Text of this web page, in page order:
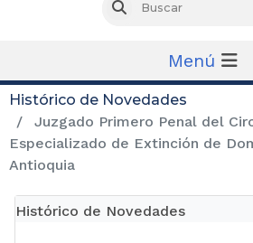
Buscar
Menú
Histórico de Novedades
Juzgado Primero Penal del
Especializado de Extinción de
Antioquia
Histórico de Novedades